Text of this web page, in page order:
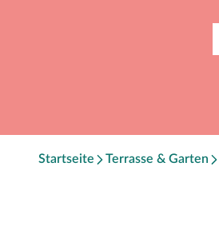
Startseite Terrasse & Garten